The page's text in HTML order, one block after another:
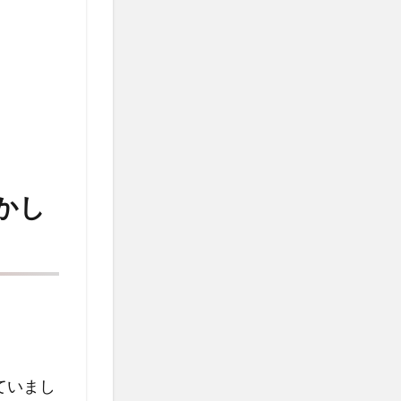
し
いまし